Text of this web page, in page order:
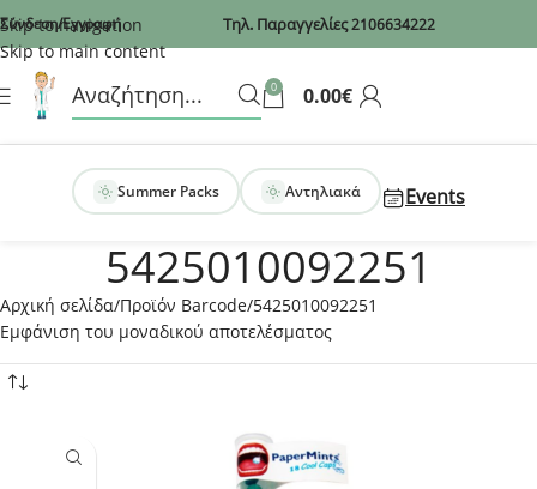
Recaptcha
Skip to navigation
Skip to main content
Σύνδεση/Εγγραφή Τηλ. Παραγγελίες2106634222
0 0.00€
Summer Packs Αντηλιακά Events
5425010092251
Αρχική σελίδα Προϊόν Barcode 5425010092251
Εμφάνιση του μοναδικού αποτελέσματος